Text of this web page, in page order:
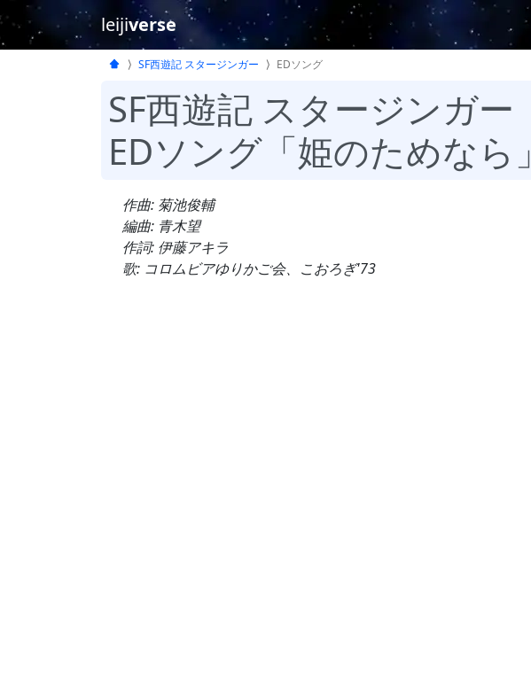
leijiverse
SF西遊記 スタージンガー EDソング
SF西遊記 スタージンガー
EDソング「姫のためなら」
作曲: 菊池俊輔
編曲: 青木望
作詞: 伊藤アキラ
歌: コロムビアゆりかご会、こおろぎ'73